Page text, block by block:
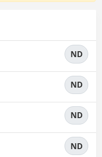
ND
ND
ND
ND